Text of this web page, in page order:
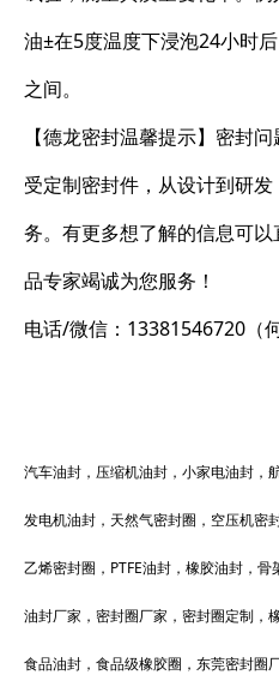
油±在5度温度下浸泡24小时
之间。
【德龙密封温馨提示】密封
受定制密封件，从设计到研
务。有更多想了解的信息可
品专家竭诚为您服务！
电话/微信：13381546720（何
汽车油封，压缩机油封，小家电油封，
发电机油封，天然气密封圈，空压机密
乙烯密封圈，PTFE油封，橡胶油封，骨
油封厂家，密封圈厂家，密封圈定制，
食品油封，食品级橡胶圈，东莞密封圈